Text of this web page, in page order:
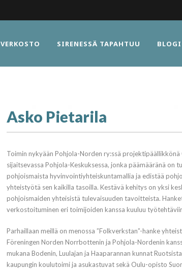
VERKOSTO SIRENESSÄ TAPAHTUU BLOGI
Asko Pietarila
Toimin nykyään Pohjola-Norden ry:ssä projektipäällikkönä
sijaitsevassa Pohjola-Keskuksessa, jonka päämääränä on
pohjoismaista hyvinvointiyhteiskuntamallia ja edistää
yhteistyötä sen kaikilla tasoilla. Kestävä kehitys on yksi
pohjoismaiden yhteisistä tulevaisuuden tavoitteista.
verkostoituminen eri toimijoiden kanssa kuuluu
Parhaillaan meillä on menossa ”Folkverkstan”-hanke
Föreningen Norden Norrbottenin ja Pohjola-Nordenin
mukana Bodenin, Luulajan ja Haaparannan kunnat
kaupungin koulutoimi ja asukastuvat sekä Oulu-opisto